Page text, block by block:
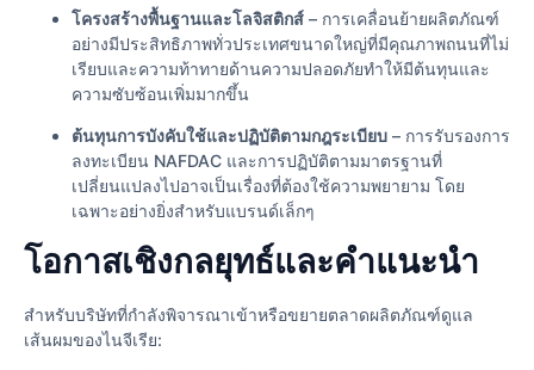
โครงสร้างพื้นฐานและโลจิสติกส์ – การเคลื่อนย้ายผลิตภัณฑ์
อย่างมีประสิทธิภาพทั่วประเทศขนาดใหญ่ที่มีคุณภาพถนนที่ไม่
เรียบและความท้าทายด้านความปลอดภัยทำให้มีต้นทุนและ
ความซับซ้อนเพิ่มมากขึ้น
ต้นทุนการบังคับใช้และปฏิบัติตามกฎระเบียบ – การรับรองการ
ลงทะเบียน NAFDAC และการปฏิบัติตามมาตรฐานที่
เปลี่ยนแปลงไปอาจเป็นเรื่องที่ต้องใช้ความพยายาม โดย
เฉพาะอย่างยิ่งสำหรับแบรนด์เล็กๆ
โอกาสเชิงกลยุทธ์และคำแนะนำ
สำหรับบริษัทที่กำลังพิจารณาเข้าหรือขยายตลาดผลิตภัณฑ์ดูแล
เส้นผมของไนจีเรีย: